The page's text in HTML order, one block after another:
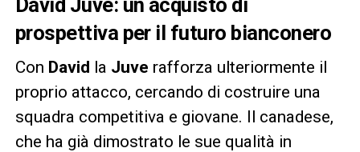
prospettiva per il futuro bianconero
Con David la Juve rafforza ulteriormente il
proprio attacco, cercando di costruire una
squadra competitiva e giovane. Il canadese,
che ha già dimostrato le sue qualità in